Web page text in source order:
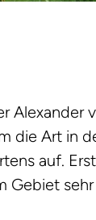
Alexander
die Art in
auf.
Gebiet